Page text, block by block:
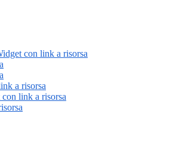
con link a risorsa
a risorsa
link a risorsa